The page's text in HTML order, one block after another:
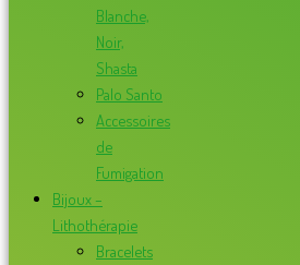
Blanche,
Noir,
Shasta
Palo Santo
Accessoires
de
Fumigation
Bijoux –
Lithothérapie
Bracelets